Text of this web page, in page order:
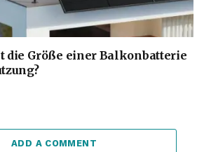
die Größe einer Balkonbatterie
ADD A COMMENT